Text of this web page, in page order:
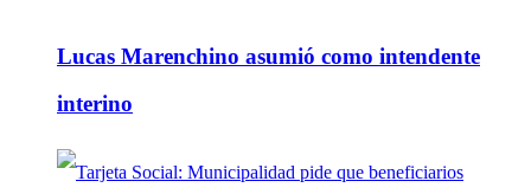
Lucas Marenchino asumió como intendente
interino